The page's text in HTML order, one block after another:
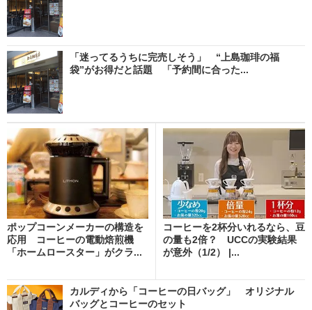
「迷ってるうちに完売しそう」 “上島珈琲の福
袋”がお得だと話題 「予約間に合った...
ポップコーンメーカーの構造を
応用 コーヒーの電動焙煎機
「ホームロースター」がクラ...
コーヒーを2杯分いれるなら、豆
の量も2倍？ UCCの実験結果
が意外（1/2） |...
カルディから「コーヒーの日バッグ」 オリジナル
バッグとコーヒーのセット